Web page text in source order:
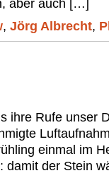
aber auch […]
, Jörg Albrecht,
ihre Rufe unser
einmal im
damit der Stein